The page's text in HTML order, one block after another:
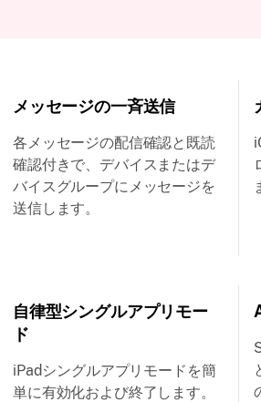
メッセージの一斉送信
各メッセージの配信確認と既読
確認付きで、デバイスまたはデ
バイスグループにメッセージを
送信します。
自律型シングルアプリモー
ド
iPadシングルアプリモードを簡
単に有効化および終了します。